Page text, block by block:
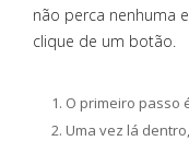
não perca nenhuma
clique de um botão.
O primeiro passo
Uma vez lá